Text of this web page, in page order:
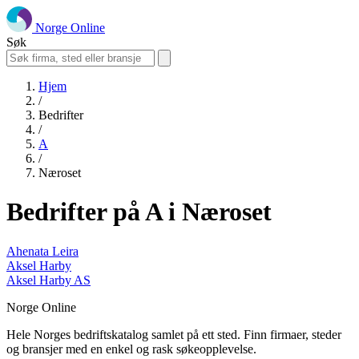
Norge Online
Søk
Hjem
/
Bedrifter
/
A
/
Næroset
Bedrifter på A i Næroset
Ahenata Leira
Aksel Harby
Aksel Harby AS
Norge Online
Hele Norges bedriftskatalog samlet på ett sted. Finn firmaer, steder
og bransjer med en enkel og rask søkeopplevelse.